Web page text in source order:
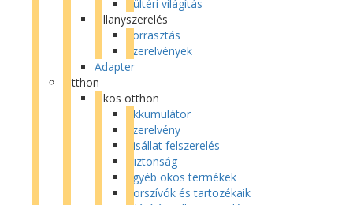
Kültéri világítás
Villanyszerelés
Forrasztás
Szerelvények
Adapter
Otthon
Okos otthon
Akkumulátor
Szerelvény
Kisállat felszerelés
Biztonság
Egyéb okos termékek
Porszívók és tartozékaik